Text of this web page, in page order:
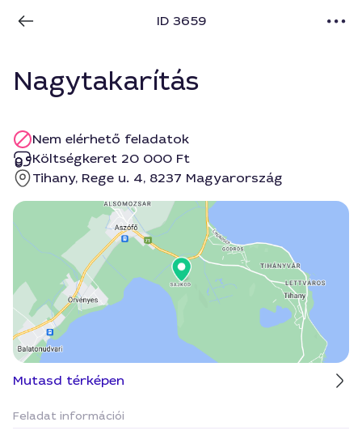
ID 3659
Nagytakarítás
Nem elérhető feladatok
Költségkeret 20 000 Ft
Tihany, Rege u. 4, 8237 Magyarország
Mutasd térképen
Feladat információi